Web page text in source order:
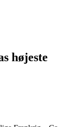
højeste